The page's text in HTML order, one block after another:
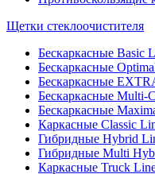
Щетки стеклоочистителя
Бескаркасные Basic
Бескаркасные
Бескаркасные
Бескаркасные Multi-
Бескаркасные
Каркасные Classic
Гибридные Hybrid
Гибридные Multi
Каркасные Truck